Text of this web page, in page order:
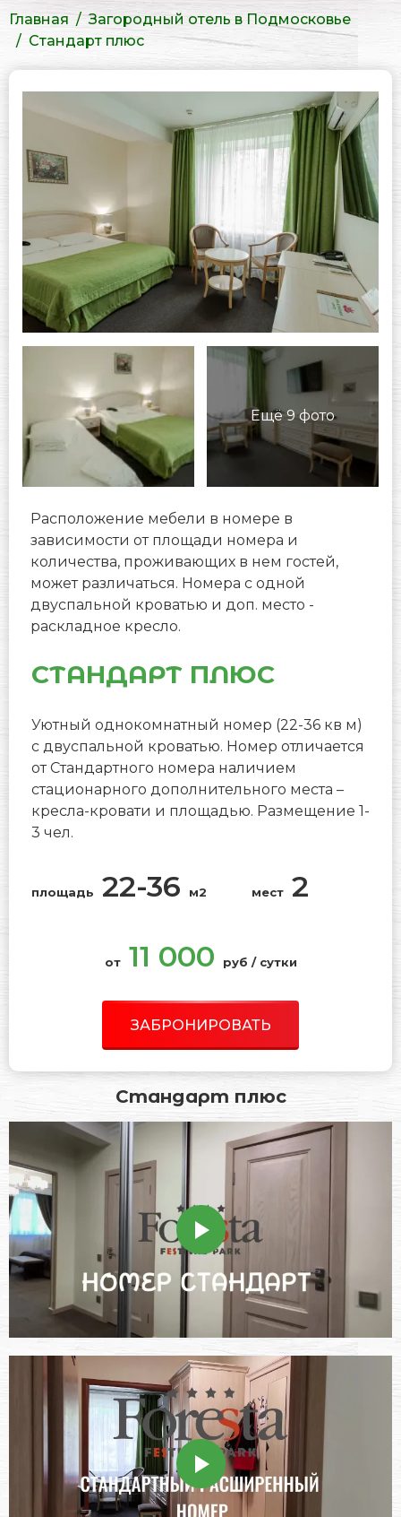
Главная
Загородный отель в Подмосковье
Стандарт плюс
Ещё 9 фото
Расположение мебели в номере в
зависимости от площади номера и
количества, проживающих в нем гостей,
может различаться. Номера с одной
двуспальной кроватью и доп. место -
раскладное кресло.
СТАНДАРТ ПЛЮС
Уютный однокомнатный номер (22-36 кв м)
с двуспальной кроватью. Номер отличается
от Стандартного номера наличием
стационарного дополнительного места –
кресла-кровати и площадью. Размещение 1-
3 чел.
площадь 22-36 м2 мест 2
от 11 000 руб / сутки
ЗАБРОНИРОВАТЬ
Стандарт плюс